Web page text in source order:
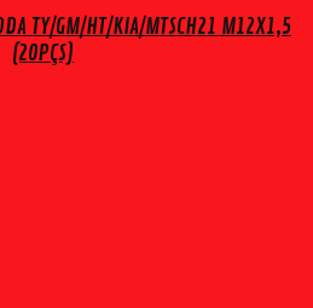
TY/GM/HT/KIA/MTSCH21 M12X1,5
(20PÇS)